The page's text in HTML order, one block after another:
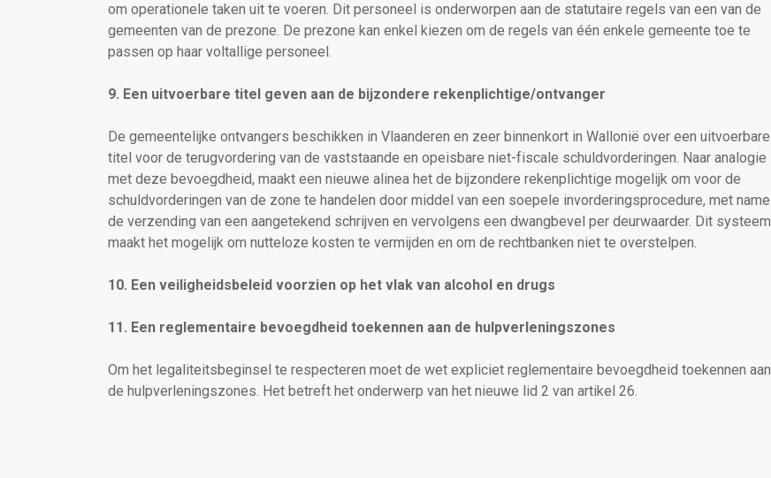
om operationele taken uit te voeren. Dit personeel is onderworpen aan de statutaire regels van een van de
gemeenten van de prezone. De prezone kan enkel kiezen om de regels van één enkele gemeente toe te
passen op haar voltallige personeel.
9. Een uitvoerbare titel geven aan de bijzondere rekenplichtige/ontvanger
De gemeentelijke ontvangers beschikken in Vlaanderen en zeer binnenkort in Wallonië over een uitvoerbare
titel voor de terugvordering van de vaststaande en opeisbare niet-fiscale schuldvorderingen. Naar analogie
met deze bevoegdheid, maakt een nieuwe alinea het de bijzondere rekenplichtige mogelijk om voor de
schuldvorderingen van de zone te handelen door middel van een soepele invorderingsprocedure, met name
de verzending van een aangetekend schrijven en vervolgens een dwangbevel per deurwaarder. Dit systeem
maakt het mogelijk om nutteloze kosten te vermijden en om de rechtbanken niet te overstelpen.
10. Een veiligheidsbeleid voorzien op het vlak van alcohol en drugs
11. Een reglementaire bevoegdheid toekennen aan de hulpverleningszones
Om het legaliteitsbeginsel te respecteren moet de wet expliciet reglementaire bevoegdheid toekennen aan
de hulpverleningszones. Het betreft het onderwerp van het nieuwe lid 2 van artikel 26.